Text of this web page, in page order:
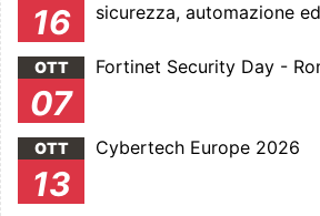
16
sicurezza, automazione
OTT
07
Fortinet Security Day -
OTT
13
Cybertech Europe 2026